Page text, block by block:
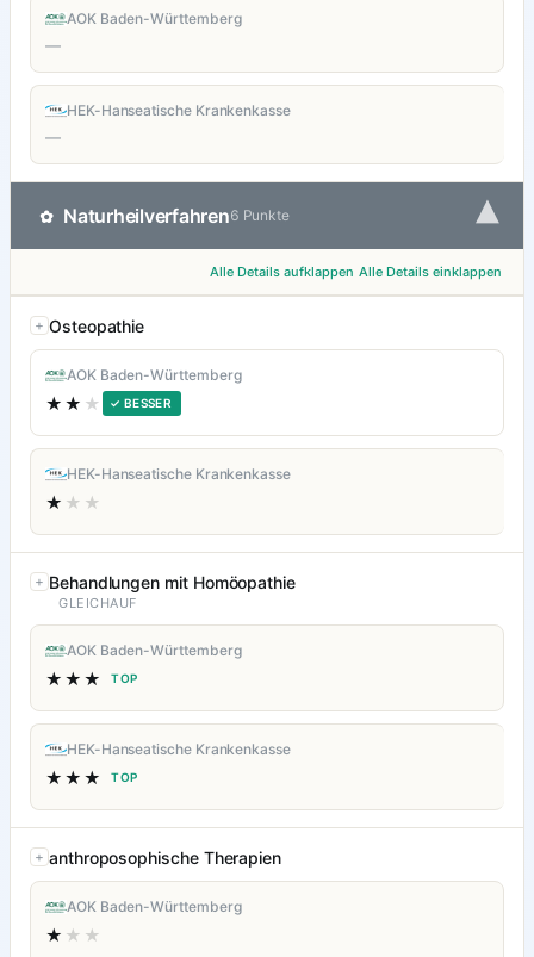
AOK Baden-Württemberg
—
HEK-Hanseatische Krankenkasse
—
✿ Naturheilverfahren6 Punkte ▾
Alle Details aufklappen Alle Details einklappen
Osteopathie
AOK Baden-Württemberg
★★ ★ ✓ BESSER
HEK-Hanseatische Krankenkasse
★ ★★
Behandlungen mit Homöopathie
GLEICHAUF
AOK Baden-Württemberg
★★★ TOP
HEK-Hanseatische Krankenkasse
★★★ TOP
anthroposophische Therapien
AOK Baden-Württemberg
★ ★★